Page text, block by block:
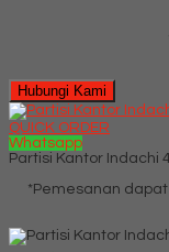
Hubungi Kami
QUICK ORDER
Whatsapp
Partisi Kantor Indachi 4
*Pemesanan